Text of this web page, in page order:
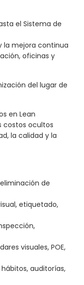
el Sistema de
la mejora continua
oficinas y
del lugar de
en Lean
costos ocultos
la calidad y la
de
etiquetado,
visuales, POE,
auditorías,